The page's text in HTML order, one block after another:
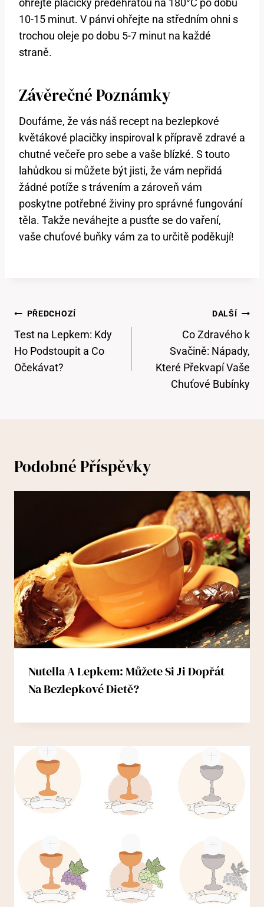
ohřejte placičky předehřátou na 180°C po dobu
10-15 minut. V pánvi ohřejte na středním ohni s
trochou oleje po dobu 5-7 minut na každé
straně.
Závěrečné Poznámky
Doufáme, že vás náš recept na bezlepkové
květákové placičky inspiroval k přípravě zdravé a
chutné večeře pro sebe a vaše blízké. S touto
lahůdkou si můžete být jisti, že vám nepřidá
žádné potíže s trávením a zároveň vám
poskytne potřebné živiny pro správné fungování
těla. Takže neváhejte a pusťte se do vaření,
vaše chuťové buňky vám za to určitě poděkují!
Navigace
Pro
Příspěvek
PŘEDCHOZÍ
Test na Lepkem: Kdy
Ho Podstoupit a Co
Očekávat?
DALŠÍ
Co Zdravého k
Svačině: Nápady,
Které Překvapí Vaše
Chuťové Bubínky
Podobné Příspěvky
Nutella A Lepkem: Můžete Si Ji Dopřát
Na Bezlepkové Dietě?